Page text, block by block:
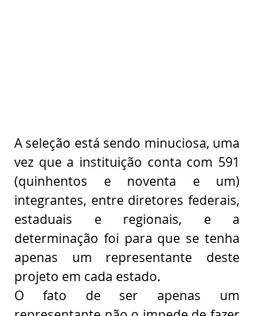
A seleção está sendo minuciosa, uma
vez que a instituição conta com 591
(quinhentos e noventa e um)
integrantes, entre diretores federais,
estaduais e regionais, e a
determinação foi para que se tenha
apenas um representante deste
projeto em cada estado.
O fato de ser apenas um